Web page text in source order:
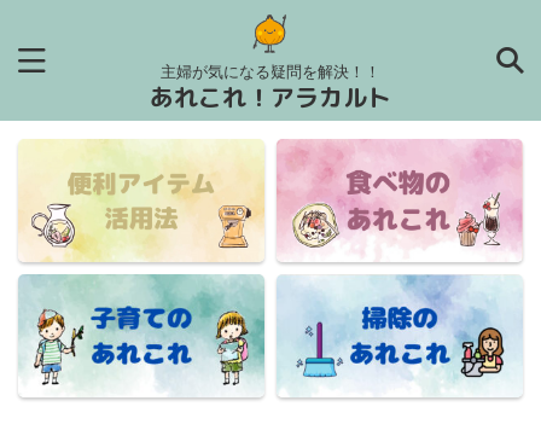
主婦が気になる疑問を解決！！
あれこれ！アラカルト